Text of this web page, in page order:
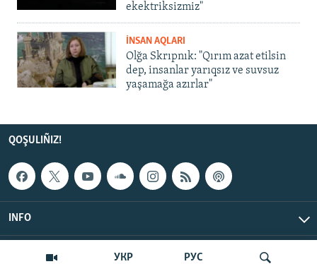
УКР РУС
ekektriksizmiz"
İNSAN AQLARI
Olğa Skrıpnık: "Qırım azat etilsin
dep, insanlar yarıqsız ve suvsuz
yaşamağa azırlar"
QOŞULIÑIZ!
INFO
© Qırım.Aqiqat, 2026 | All Rights Reserved.